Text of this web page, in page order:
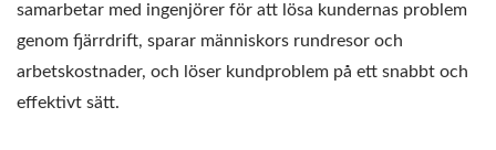
samarbetar med ingenjörer för att lösa kundernas problem
genom fjärrdrift, sparar människors rundresor och
arbetskostnader, och löser kundproblem på ett snabbt och
effektivt sätt.